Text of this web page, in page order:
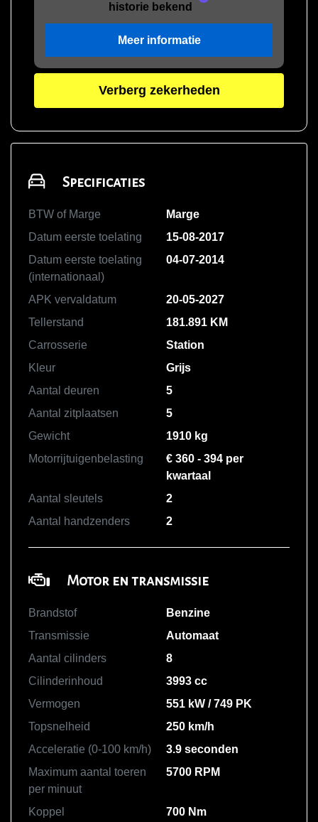
historie bekend
Meer informatie
Verberg zekerheden
Specificaties
BTW of Marge
Marge
Datum eerste toelating
15-08-2017
Datum eerste toelating
(internationaal)
04-07-2014
APK vervaldatum
20-05-2027
Tellerstand
181.891 KM
Carrosserie
Station
Kleur
Grijs
Aantal deuren
5
Aantal zitplaatsen
5
Gewicht
1910 kg
Motorrijtuigenbelasting
€ 360 - 394 per
kwartaal
Aantal sleutels
2
Aantal handzenders
2
Motor en transmissie
Brandstof
Benzine
Transmissie
Automaat
Aantal cilinders
8
Cilinderinhoud
3993 cc
Vermogen
551 kW / 749 PK
Topsnelheid
250 km/h
Acceleratie (0-100 km/h)
3.9 seconden
Maximum aantal toeren
per minuut
5700 RPM
Koppel
700 Nm